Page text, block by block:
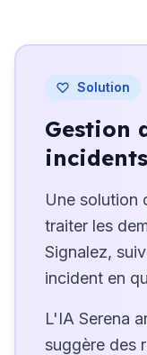
Solution
Gestion
incidents
Une solution
traiter les
Signalez,
incident en
L'IA Serena
suggère des